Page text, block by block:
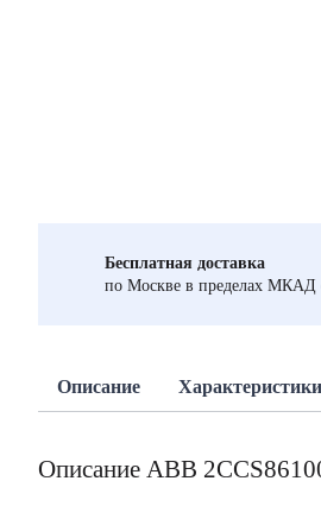
Бесплатная доставка
по Москве в пределах МКАД
Описание Характеристики
Описание ABB